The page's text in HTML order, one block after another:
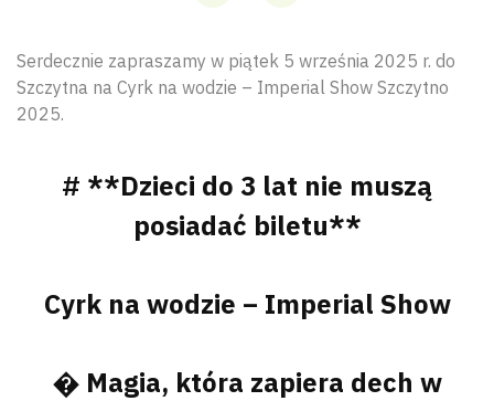
Serdecznie zapraszamy w piątek 5 września 2025 r. do
Szczytna na Cyrk na wodzie – Imperial Show Szczytno
2025.
# **Dzieci do 3 lat nie muszą
posiadać biletu**
Cyrk na wodzie – Imperial Show
� Magia, która zapiera dech w